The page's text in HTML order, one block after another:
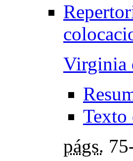
Virginia
Texto
págs.